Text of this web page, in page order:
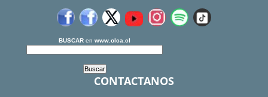
BUSCAR en www.olca.cl
CONTACTANOS